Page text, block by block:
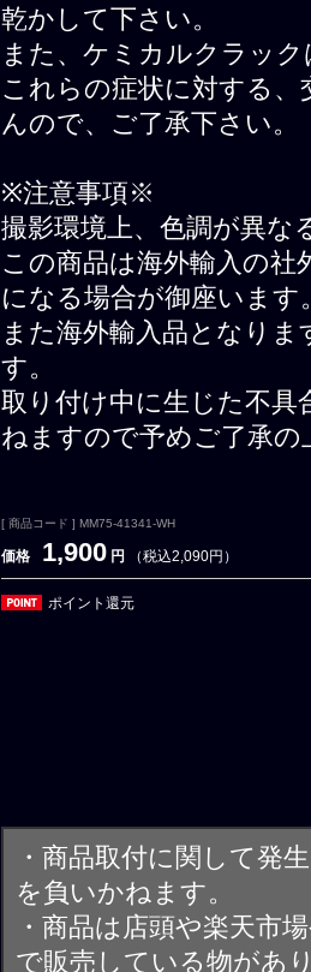
乾かして下さい。
また、ケミカルクラッ
これらの症状に対する
んので、ご了承下さい。
※注意事項※
撮影環境上、色調が異な
この商品は海外輸入の
になる場合が御座います
また海外輸入品となり
す。
取り付け中に生じた不具
ねますので予めご了承
[ 商品コード ] MM75-41341-WH
価格 1,900 円 （税込2,090円）
ポイント還元
・商品取付に関して発
を負いかねます。
・商品は店頭や楽天市
で販売している物があ